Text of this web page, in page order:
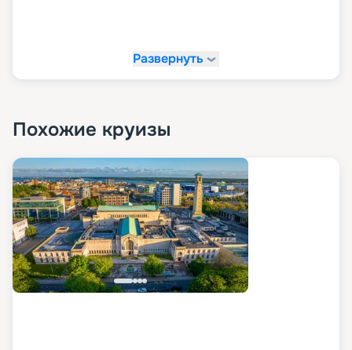
Развернуть
Похожие круизы